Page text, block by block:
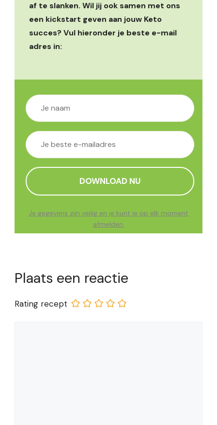
af te slanken. Wil jij ook samen met ons
een kickstart geven aan jouw Keto
succes? Vul hieronder je beste e-mail
adres in:
Je gegevens zijn veilig en je kunt je op elk moment
afmelden.
Plaats een reactie
Rating recept